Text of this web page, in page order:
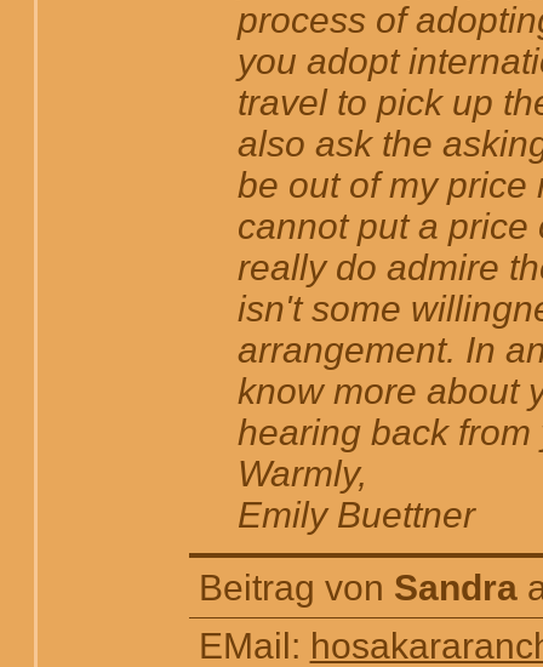
process of
you adopt
travel to pick up
also ask the
be out of my price
cannot put a price
really do admire
isn't some
arrangement. In
know more about
hearing back from
Warmly,
Emily Buettner
Beitrag von Sandra
EMail: